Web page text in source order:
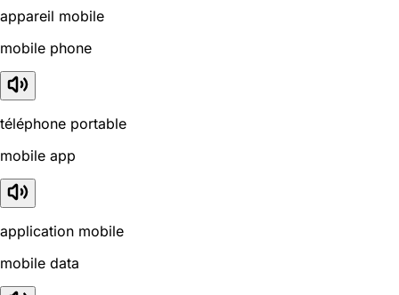
appareil mobile
mobile phone
téléphone portable
mobile app
application mobile
mobile data